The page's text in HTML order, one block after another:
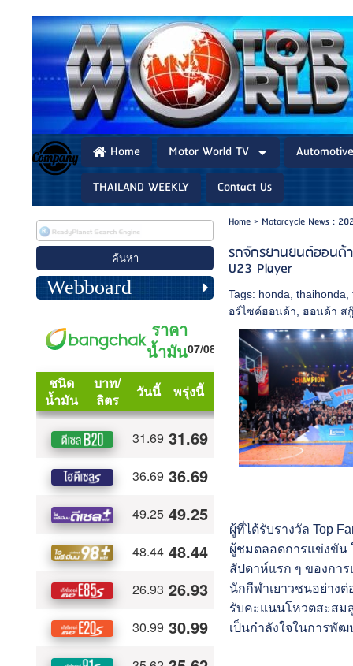
Home Motor World TV
THAILAND WEEKLY
Contact Us
Webboard
Home> Motorcycle News :
รถจักรยานยนต์ฮอนด้า
U23 Player
Tags: honda ,thaihonda ,
อร์ไซค์ฮอนด้า
ฮอนด้า ส
ผู้ที่ได้รับรางวัล Top
ผู้ชมตลอดการแข่งขัน
สัปดาห์แรก ๆ ของกา
นักกีฬาเยาวชนอย่าง
รับคะแนนโหวตสะสม
เป็นกำลังใจในการพั